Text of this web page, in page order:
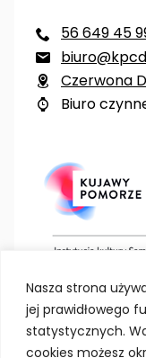
Nasza strona
jej prawidłowego
statystycznych.
cookies możesz
 56 649 45

 Czerwona
 Biuro